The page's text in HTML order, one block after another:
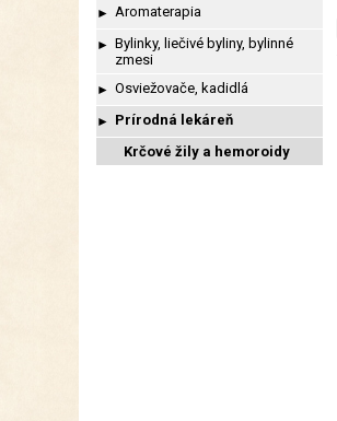
► Aromaterapia
► Bylinky, liečivé byliny, bylinné
zmesi
► Osviežovače, kadidlá
► Prírodná lekáreň
Krčové žily a hemoroidy